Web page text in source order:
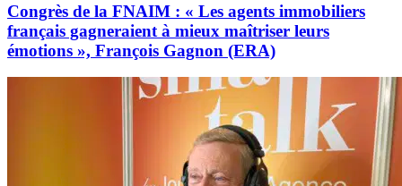
Congrès de la FNAIM : « Les agents immobiliers
français gagneraient à mieux maîtriser leurs
émotions », François Gagnon (ERA)